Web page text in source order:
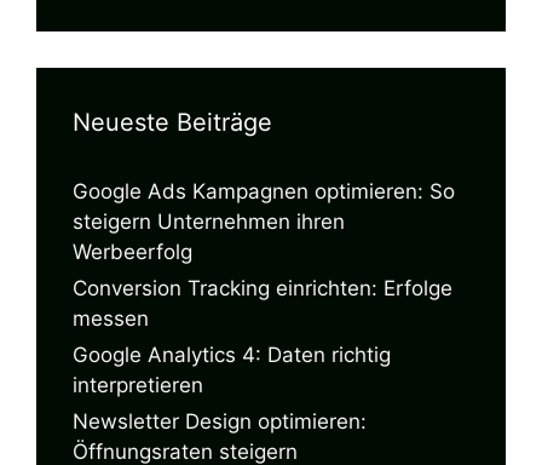
Neueste Beiträge
Google Ads Kampagnen optimieren: So
steigern Unternehmen ihren
Werbeerfolg
Conversion Tracking einrichten: Erfolge
messen
Google Analytics 4: Daten richtig
interpretieren
Newsletter Design optimieren:
Öffnungsraten steigern